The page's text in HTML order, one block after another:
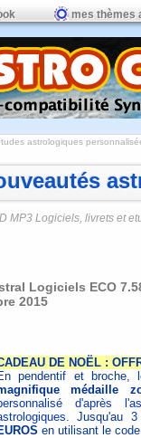
mes thèmes
astrologiques
MP3 Logiciels, livrets et
Logiciels ECO
2015
DE NOËL :
pendentif et
médaille
d'après
. Jusqu'au
en utilisant le